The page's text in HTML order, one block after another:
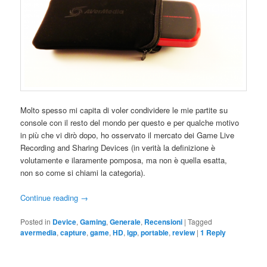
Molto spesso mi capita di voler condividere le mie partite su
console con il resto del mondo per questo e per qualche motivo
in più che vi dirò dopo, ho osservato il mercato dei Game Live
Recording and Sharing Devices (in verità la definizione è
volutamente e ilaramente pomposa, ma non è quella esatta,
non so come si chiami la categoria).
Continue reading →
Posted in Device,Gaming,Generale, Recensioni |Tagged
avermedia,capture,game,HD,lgp,portable,review |1 Reply